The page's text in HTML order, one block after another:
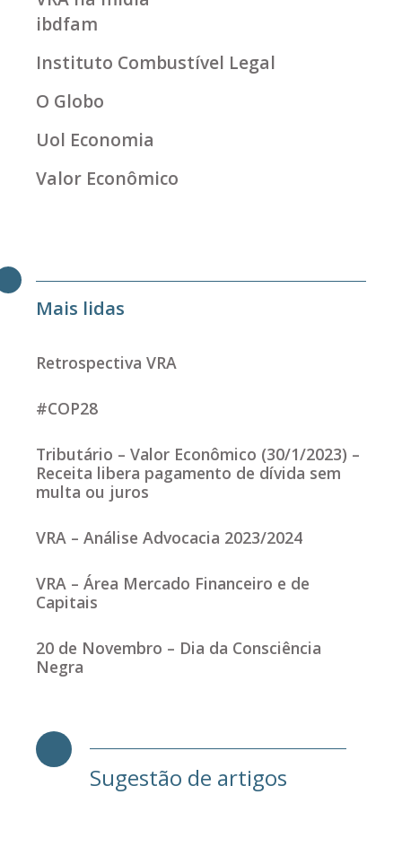
ibdfam
Instituto Combustível Legal
O Globo
Uol Economia
Valor Econômico
Mais lidas
Retrospectiva VRA
#COP28
Tributário – Valor Econômico (30/1/2023) –
Receita libera pagamento de dívida sem
multa ou juros
VRA – Análise Advocacia 2023/2024
VRA – Área Mercado Financeiro e de
Capitais
20 de Novembro – Dia da Consciência
Negra
Sugestão de artigos